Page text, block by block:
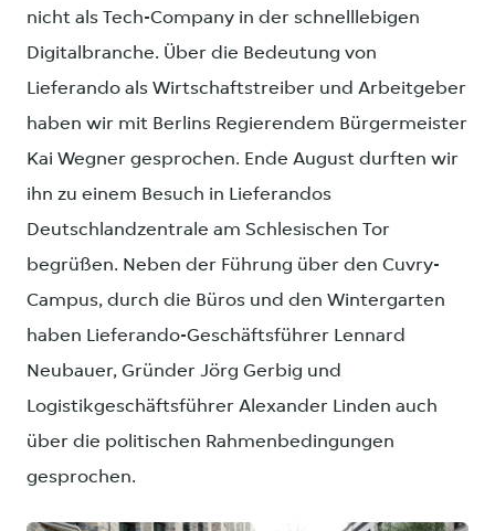
nicht als Tech-Company in der schnelllebigen
Digitalbranche. Über die Bedeutung von
Lieferando als Wirtschaftstreiber und Arbeitgeber
haben wir mit Berlins Regierendem Bürgermeister
Kai Wegner gesprochen. Ende August durften wir
ihn zu einem Besuch in Lieferandos
Deutschlandzentrale am Schlesischen Tor
begrüßen. Neben der Führung über den Cuvry-
Campus, durch die Büros und den Wintergarten
haben Lieferando-Geschäftsführer Lennard
Neubauer, Gründer Jörg Gerbig und
Logistikgeschäftsführer Alexander Linden auch
über die politischen Rahmenbedingungen
gesprochen.